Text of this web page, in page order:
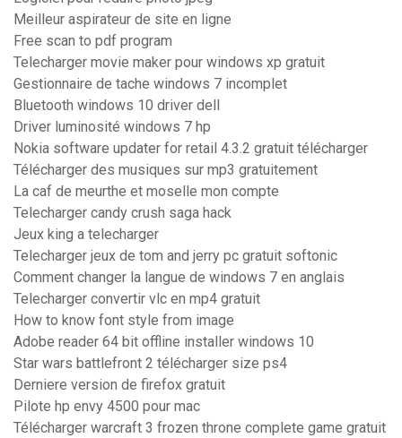
Meilleur aspirateur de site en ligne
Free scan to pdf program
Telecharger movie maker pour windows xp gratuit
Gestionnaire de tache windows 7 incomplet
Bluetooth windows 10 driver dell
Driver luminosité windows 7 hp
Nokia software updater for retail 4.3.2 gratuit télécharger
Télécharger des musiques sur mp3 gratuitement
La caf de meurthe et moselle mon compte
Telecharger candy crush saga hack
Jeux king a telecharger
Telecharger jeux de tom and jerry pc gratuit softonic
Comment changer la langue de windows 7 en anglais
Telecharger convertir vlc en mp4 gratuit
How to know font style from image
Adobe reader 64 bit offline installer windows 10
Star wars battlefront 2 télécharger size ps4
Derniere version de firefox gratuit
Pilote hp envy 4500 pour mac
Télécharger warcraft 3 frozen throne complete game gratuit